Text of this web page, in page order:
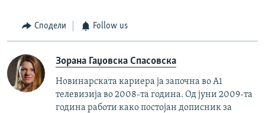
Сподели Follow us
Зорана Гаџовска Спасовска
Новинарската кариера ја започна во А1
телевизија во 2008-та година. Од јуни 2009-та
година работи како постојан дописник за